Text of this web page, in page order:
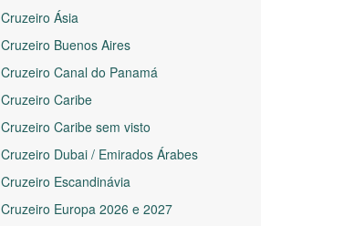
Cruzeiro Ásia
Cruzeiro Buenos Aires
Cruzeiro Canal do Panamá
Cruzeiro Caribe
Cruzeiro Caribe sem visto
Cruzeiro Dubai / Emirados Árabes
Cruzeiro Escandinávia
Cruzeiro Europa 2026 e 2027